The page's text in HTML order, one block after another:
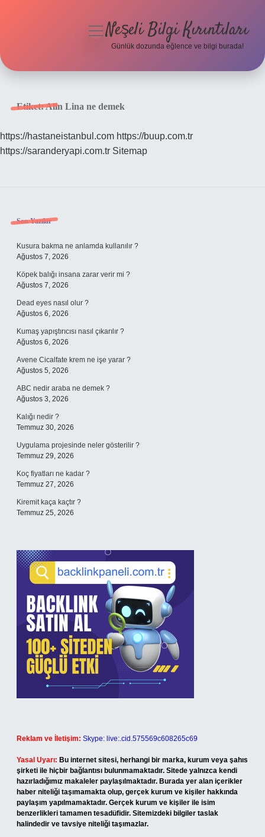
Hakkımızda
menüyüNeşeli Bilgi Kırıntıları
Günlük dozunda eğlence ve bilgi burada!
Etiket:Alin Lina ne demek
https://hastaneistanbul.com https://buup.com.tr
https://saranderyapi.com.tr Sitemap
Sidebar
Son Yazılar
Kusura bakma ne anlamda kullanılır ?
Ağustos 7, 2026
Köpek balığı insana zarar verir mi ?
Ağustos 7, 2026
Dead eyes nasıl olur ?
Ağustos 6, 2026
Kumaş yapıştırıcısı nasıl çıkarılır ?
Ağustos 6, 2026
Avene Cicalfate krem ne işe yarar ?
Ağustos 5, 2026
ABC nedir araba ne demek ?
Ağustos 3, 2026
Kalığı nedir ?
Temmuz 30, 2026
Uygulama projesinde neler gösterilir ?
Temmuz 29, 2026
Koç fiyatları ne kadar ?
Temmuz 27, 2026
Kiremit kaça kaçtır ?
Temmuz 25, 2026
Reklam ve İletişim: Skype: live:.cid.575569c608265c69
Yasal Uyarı: Bu internet sitesi, herhangi bir marka, kurum veya şahıs
şirketi ile hiçbir bağlantısı bulunmamaktadır. Sitede yalnızca kendi
hazırladığımız makaleler paylaşılmaktadır. Burada yer alan içerikler
haber niteliği taşımamakta olup, gerçek kurum ve kişiler hakkında
paylaşım yapılmamaktadır. Gerçek kurum ve kişiler ile isim
benzerlikleri tamamen tesadüfidir. Sitemizdeki bilgiler taslak
halindedir ve tavsiye niteliği taşımazlar.